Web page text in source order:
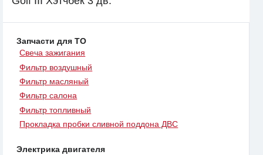
Запчасти для ТО
Свеча зажигания
Фильтр воздушный
Фильтр масляный
Фильтр салона
Фильтр топливный
Прокладка пробки сливной поддона ДВС
Электрика двигателя